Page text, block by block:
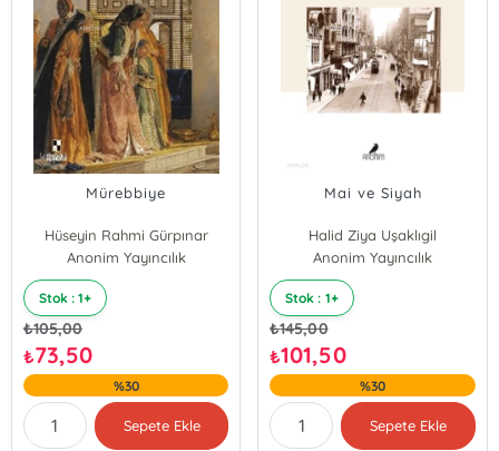
Mürebbiye
Hüseyin Rahmi Gürpınar
Anonim Yayıncılık
Stok : 1+
₺105,00
₺73,50
%30
Sepete Ekle
Mai ve Siyah
Halid Ziya Uşaklıgil
Anonim Yayıncılık
Stok : 1+
₺145,00
₺101,50
%30
Sepete Ekle